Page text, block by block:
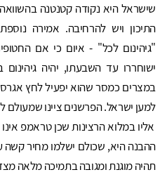
שישראל היא נקודה קטנטנה
התיכון ויש להרחיבה. אמירה
"גיהינום לכל" - איום כי אם
ישוחררו עד השבעתו, יהיה
במצרים כמסר שהוא יפעיל לחץ
למען ישראל. הפרשנים ציינו שמעולם
אליו במלוא הרצינות שכן טראמפ אינו
ההבנה היא, שכולם ישלמו מחיר
תהיה מוגנת ומגובה בתמיכה מלאה